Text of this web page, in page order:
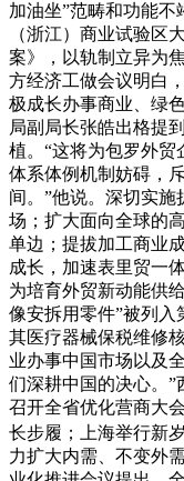
加油坐”范畴和功能
（浙江）商业试验区
案》，以轨制立异为
方经济工做会议明白
极成长办事商业、绿
局副局长张皓出格提
植。“这将为包罗外贸
体系体例机制妨碍，
间。”他说。深切实
场；扩大面向全球的
单边；提拔加工商业
成长，加速表里贸一
为培育外贸新动能供
像安拆用零件”被列
其医疗器械保税维修
业办事中国市场以及
们深耕中国的决心。
召开全省优化营商大
长步履；上海举行新
力扩大内需、不变外